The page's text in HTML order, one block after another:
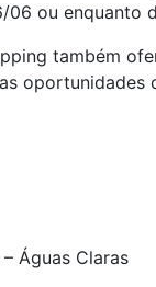
06 ou enquanto
também
oportunidades
Águas Claras